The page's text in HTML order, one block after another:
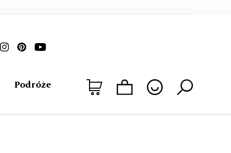
Podróże